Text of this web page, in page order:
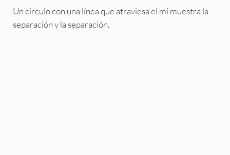
Un círculo con una línea que atraviesa el mi muestra la
separación y la separación.